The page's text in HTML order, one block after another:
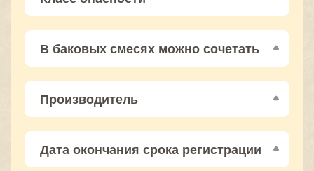
В баковых смесях можно сочетать
Производитель
Дата окончания срока регистрации